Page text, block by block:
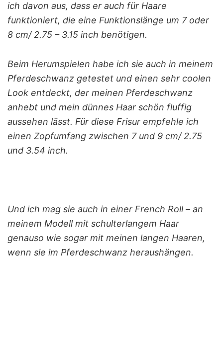
ich davon aus, dass er auch für Haare
funktioniert, die eine Funktionslänge um 7 oder
8 cm/ 2.75 – 3.15 inch benötigen.
Beim Herumspielen habe ich sie auch in meinem
Pferdeschwanz getestet und einen sehr coolen
Look entdeckt, der meinen Pferdeschwanz
anhebt und mein dünnes Haar schön fluffig
aussehen lässt. Für diese Frisur empfehle ich
einen Zopfumfang zwischen 7 und 9 cm/ 2.75
und 3.54 inch.
Und ich mag sie auch in einer French Roll – an
meinem Modell mit schulterlangem Haar
genauso wie sogar mit meinen langen Haaren,
wenn sie im Pferdeschwanz heraushängen.